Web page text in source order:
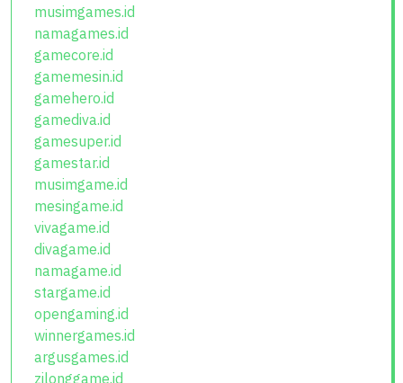
musimgames.id
namagames.id
gamecore.id
gamemesin.id
gamehero.id
gamediva.id
gamesuper.id
gamestar.id
musimgame.id
mesingame.id
vivagame.id
divagame.id
namagame.id
stargame.id
opengaming.id
winnergames.id
argusgames.id
zilonggame.id